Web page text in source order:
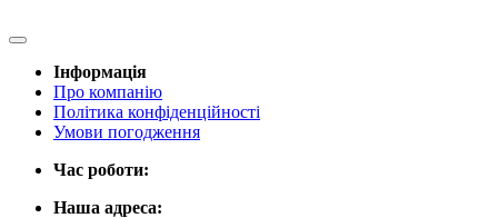
Інформація
Про компанію
Політика конфіденційності
Умови погодження
Час роботи:
Наша адреса: